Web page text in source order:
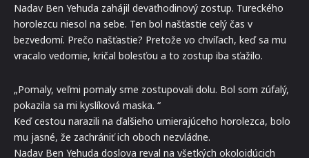
Nadav Ben Yehuda zahájil deväťhodinový zostup. Tureckého
horolezcu niesol na sebe. Ten bol našťastie celý čas v
bezvedomí. Prečo našťastie? Pretože vo chvíľach, keď sa mu
vracalo vedomie, kričal bolesťou a to zostup iba sťažilo.
„Pomaly, veľmi pomaly sme zostupovali dolu. Bol som zúfalý,
pokazila sa mi kyslíková maska. “
Keď cestou narazili na ďalšieho umierajúceho horolezca, bolo
mu jasné, že zachrániť ich oboch nezvládne.
Nadav Ben Yehuda doslova reval na všetkých okoloidúcich